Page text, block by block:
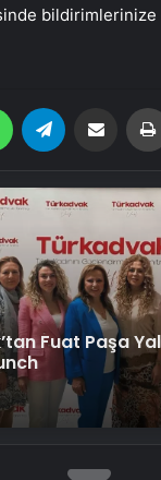
WhatsApp Email'den paylaş
için aşı